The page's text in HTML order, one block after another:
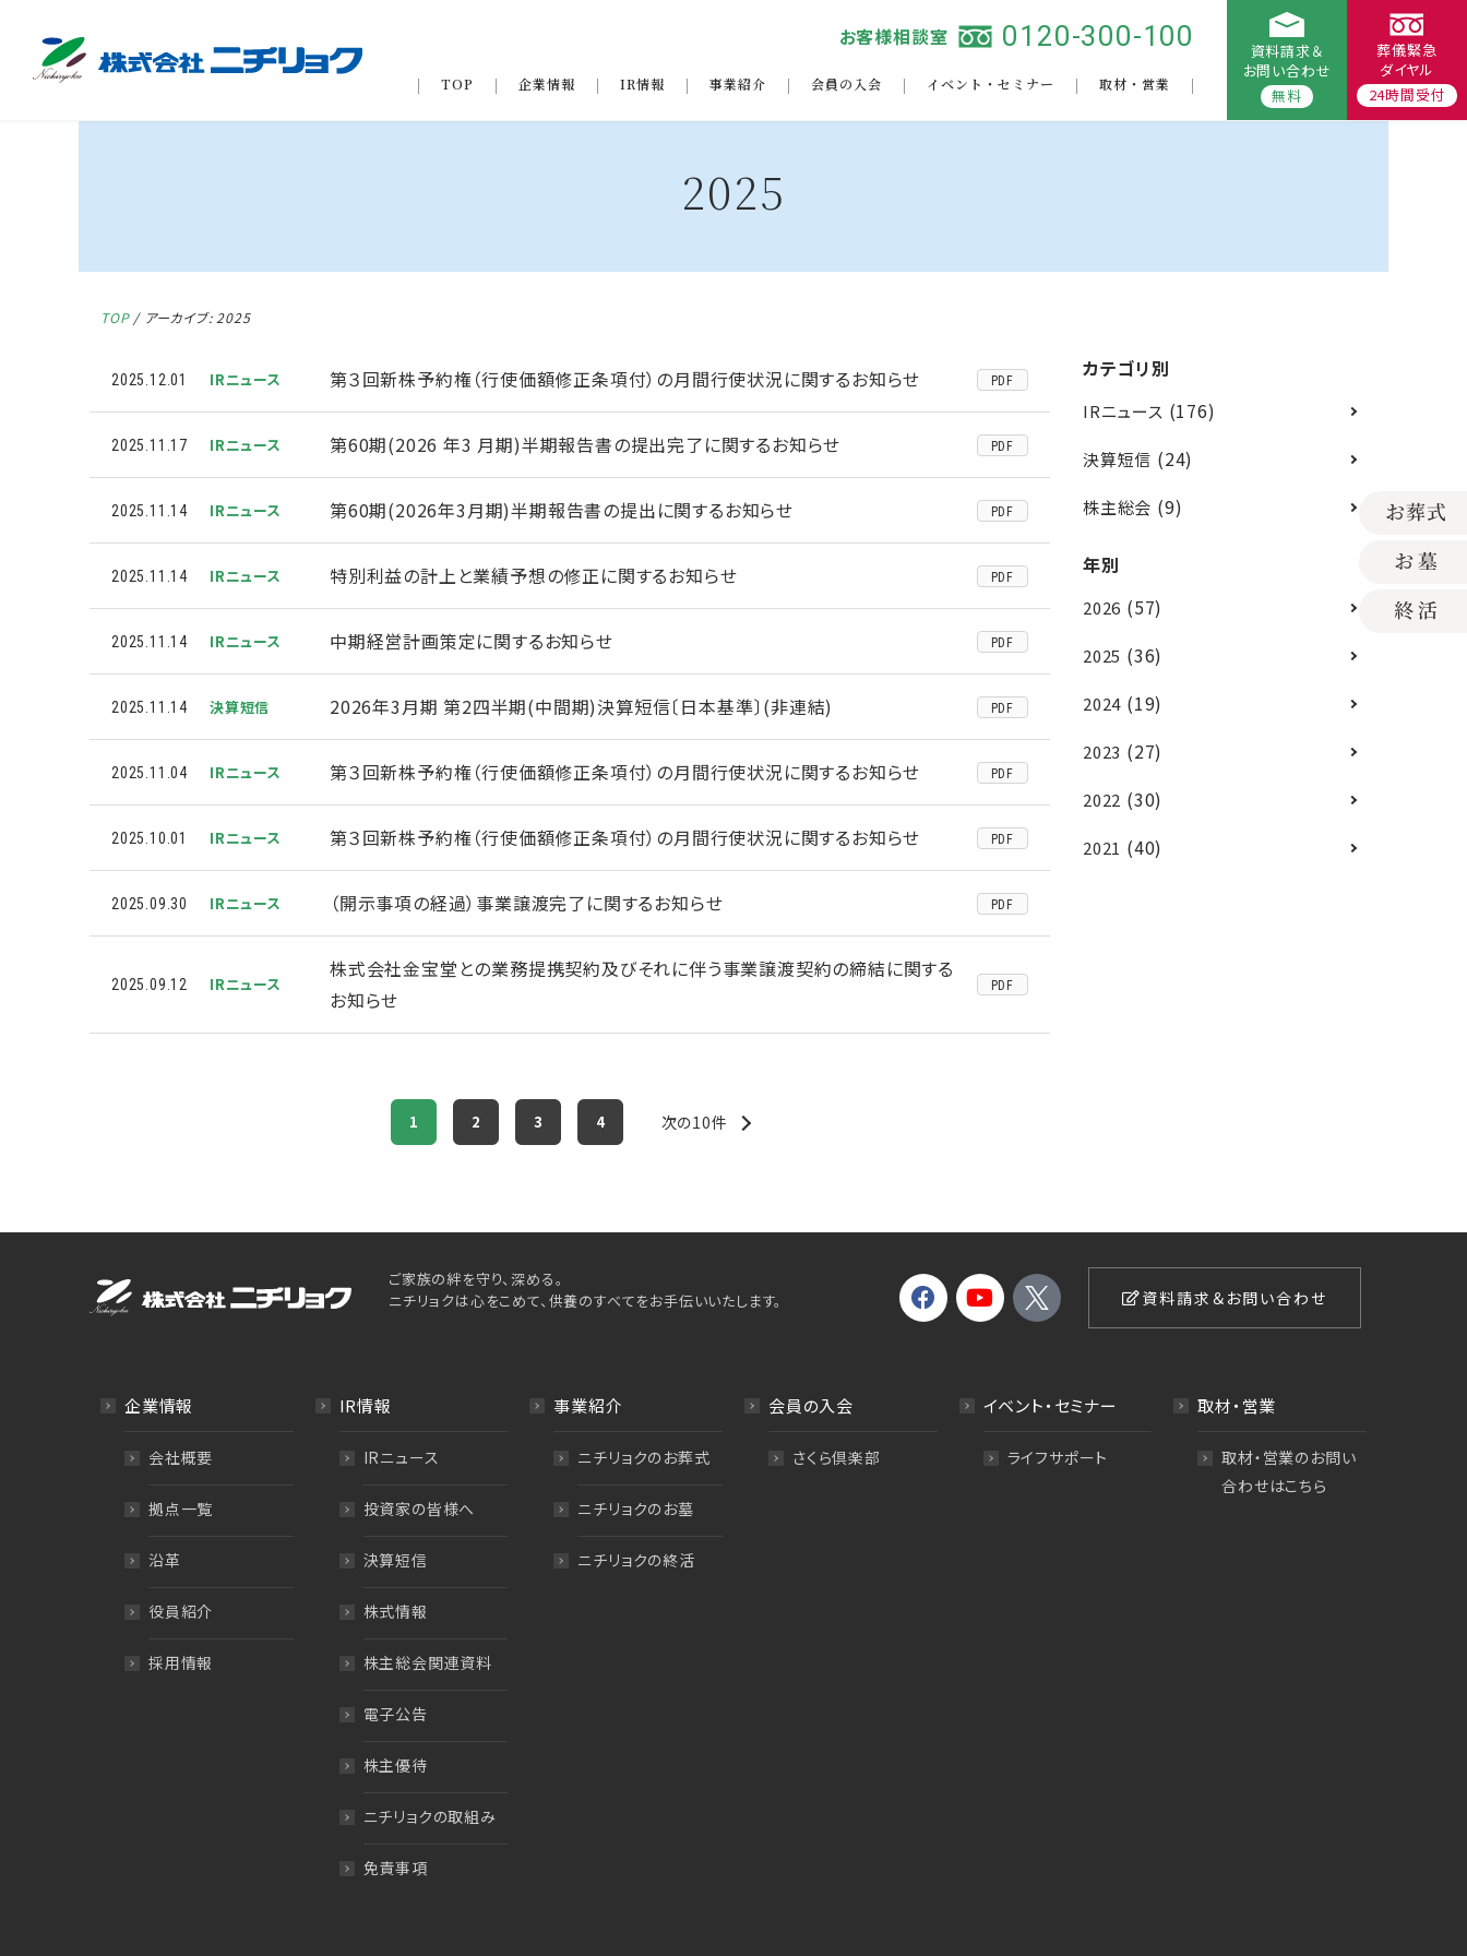
お客様相談室 0120-300-100
TOP 企業情報 IR情報 事業紹介 会員の入会 イベント・セミナー 取材・営業
資料請求＆
お問い合わせ
無料
葬儀緊急
ダイヤル
24時間受付
2025
TOP/ アーカイブ: 2025
2025.12.01 IRニュース 第３回新株予約権（行使価額修正条項付）の月間行使状況に関するお知らせ PDF
2025.11.17 IRニュース 第60期(2026 年3 月期)半期報告書の提出完了に関するお知らせ PDF
2025.11.14 IRニュース 第60期(2026年3月期)半期報告書の提出に関するお知らせ PDF
2025.11.14 IRニュース 特別利益の計上と業績予想の修正に関するお知らせ PDF
2025.11.14 IRニュース 中期経営計画策定に関するお知らせ PDF
2025.11.14 決算短信 2026年3月期 第2四半期(中間期)決算短信〔日本基準〕(非連結) PDF
2025.11.04 IRニュース 第３回新株予約権（行使価額修正条項付）の月間行使状況に関するお知らせ PDF
2025.10.01 IRニュース 第３回新株予約権（行使価額修正条項付）の月間行使状況に関するお知らせ PDF
2025.09.30 IRニュース （開示事項の経過）事業譲渡完了に関するお知らせ PDF
2025.09.12 IRニュース
株式会社金宝堂との業務提携契約及びそれに伴う事業譲渡契約の締結に関する
お知らせ
PDF
1 2 3 4 次の10件
カテゴリ別
IRニュース (176)
決算短信 (24)
株主総会 (9)
年別
2026 (57)
2025 (36)
2024 (19)
2023 (27)
2022 (30)
2021 (40)
ご家族の絆を守り、深める。
ニチリョクは心をこめて、供養のすべてをお手伝いいたします。
資料請求＆お問い合わせ
企業情報
会社概要
拠点一覧
沿革
役員紹介
採用情報
IR情報
IRニュース
投資家の皆様へ
決算短信
株式情報
株主総会関連資料
電子公告
株主優待
ニチリョクの取組み
免責事項
事業紹介
ニチリョクのお葬式
ニチリョクのお墓
ニチリョクの終活
会員の入会
さくら倶楽部
イベント・セミナー
ライフサポート
取材・営業
取材・営業のお問い
合わせはこちら